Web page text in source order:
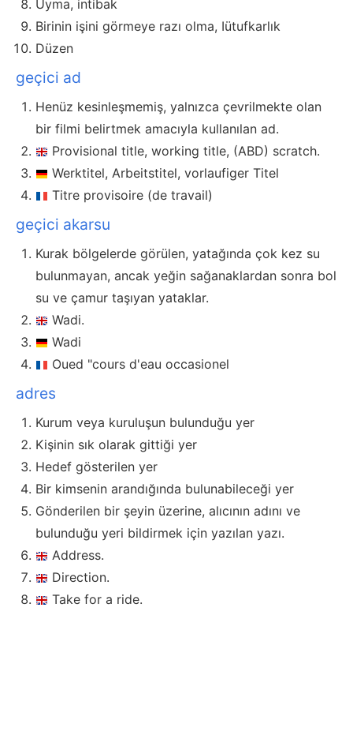
Uyma, intibak
Birinin işini görmeye razı olma, Iütufkarlık
Düzen
geçici ad
Henüz kesinleşmemiş, yalnızca çevrilmekte olan
bir filmi belirtmek amacıyla kullanılan ad.
Provisional title, working title, (ABD) scratch.
Werktitel, Arbeitstitel, vorlaufiger Titel
Titre provisoire (de travail)
geçici akarsu
Kurak bölgelerde görülen, yatağında çok kez su
bulunmayan, ancak yeğin sağanaklardan sonra bol
su ve çamur taşıyan yataklar.
Wadi.
Wadi
Oued "cours d'eau occasionel
adres
Kurum veya kuruluşun bulunduğu yer
Kişinin sık olarak gittiği yer
Hedef gösterilen yer
Bir kimsenin arandığında bulunabileceği yer
Gönderilen bir şeyin üzerine, alıcının adını ve
bulunduğu yeri bildirmek için yazılan yazı.
Address.
Direction.
Take for a ride.